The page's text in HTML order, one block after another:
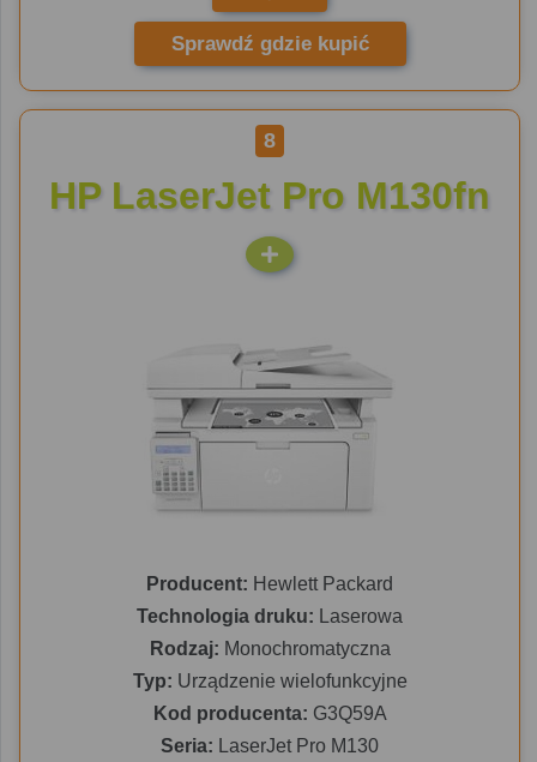
Sprawdź gdzie kupić
8
HP LaserJet Pro M130fn
Producent: Hewlett Packard
Technologia druku: Laserowa
Rodzaj: Monochromatyczna
Typ: Urządzenie wielofunkcyjne
Kod producenta: G3Q59A
Seria: LaserJet Pro M130